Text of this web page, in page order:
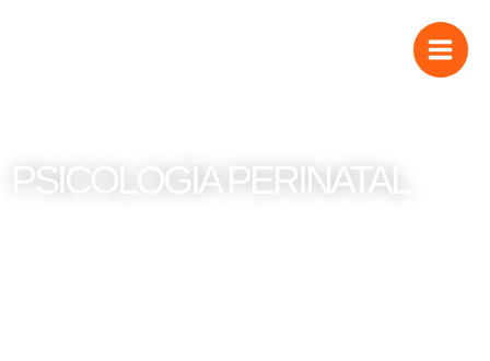
PSICOLOGÍA PERINATAL